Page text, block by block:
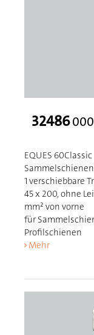
32486000
EQUES 60Classic
1 verschiebbare
45 x 200, ohne
mm² von vorne
für
Profilschienen
Mehr